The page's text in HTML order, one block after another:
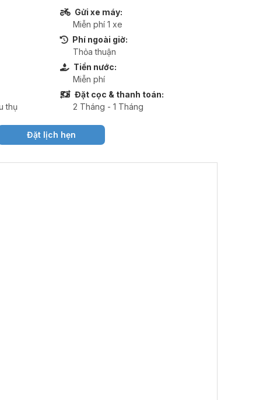
Gửi xe máy:
Miễn phí 1 xe
Phí ngoài giờ:
Thỏa thuận
Tiền nước:
Miễn phí
thụ
Đặt cọc & thanh toán:
2 Tháng - 1 Tháng
Đặt lịch hẹn